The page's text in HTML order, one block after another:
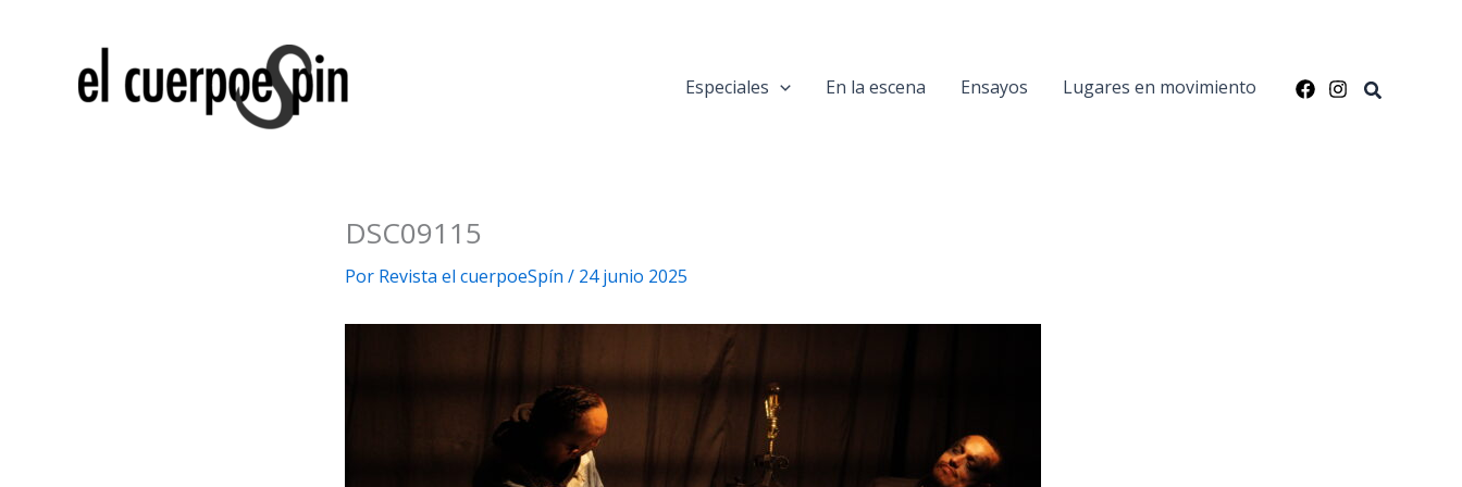
contenido
Especiales En la escena Ensayos Lugares en movimiento Buscar
DSC09115
Por Revista el cuerpoeSpín / 24 junio 2025